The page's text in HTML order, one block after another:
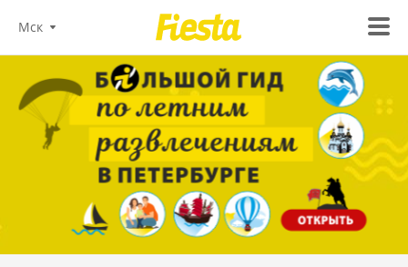
Мск